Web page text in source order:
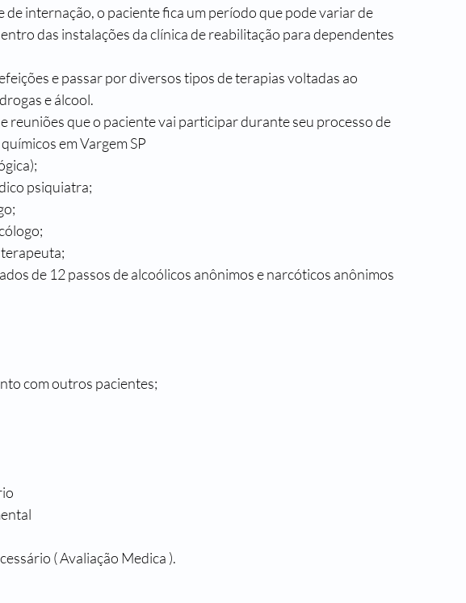
de internação, o paciente fica um período que pode variar de
das instalações da clínica de reabilitação para dependentes
e passar por diversos tipos de terapias voltadas ao
e álcool.
reuniões que o paciente vai participar durante seu processo de
em Vargem SP
psiquiatra;
de 12 passos de alcoólicos anônimos e narcóticos anônimos
com outros pacientes;
( Avaliação Medica ).